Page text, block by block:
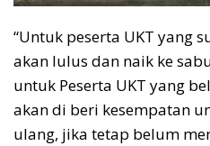
“Untuk peserta UKT yang
akan lulus dan naik ke
untuk Peserta UKT yang
akan di beri kesempatan
ulang, jika tetap belum